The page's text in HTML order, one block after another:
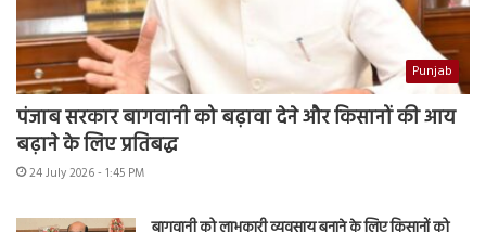
Punjab
पंजाब सरकार बागवानी को बढ़ावा देने और किसानों की आय
बढ़ाने के लिए प्रतिबद्ध
24 July 2026 - 1:45 PM